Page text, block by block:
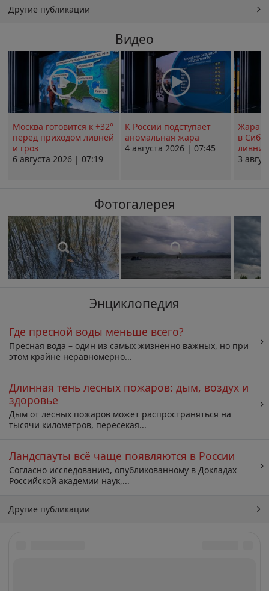
Другие публикации
Видео
Москва готовится к +32°
перед приходом ливней
и гроз
6 августа 2026 | 07:19
К России подступает
аномальная жара
4 августа 2026 | 07:45
Жара в
в
ливни
3
Фотогалерея
Энциклопедия
Где пресной воды меньше всего?
Пресная вода – один из самых жизненно важных, но при
этом крайне неравномерно...
Длинная тень лесных пожаров: дым, воздух и
здоровье
Дым от лесных пожаров может распространяться на
тысячи километров, пересекая...
Ландспауты всё чаще появляются в России
Согласно исследованию, опубликованному в Докладах
Российской академии наук,...
Другие публикации